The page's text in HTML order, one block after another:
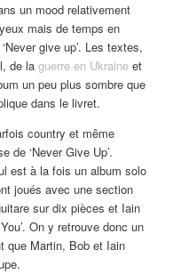
un mood relativement
mais de temps en
give up’. Les textes,
de laguerre en Ukraine et
un peu plus sombre que
dans le livret.
country et même
de ‘Never Give Up’.
est à la fois un album solo
joués avec une section
sur dix pièces et Iain
On y retrouve donc un
que Martin, Bob et Iain